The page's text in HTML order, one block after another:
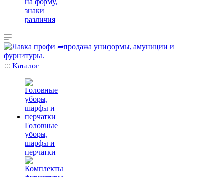
на форму,
знаки
различия
Каталог
Головные
уборы,
шарфы и
перчатки